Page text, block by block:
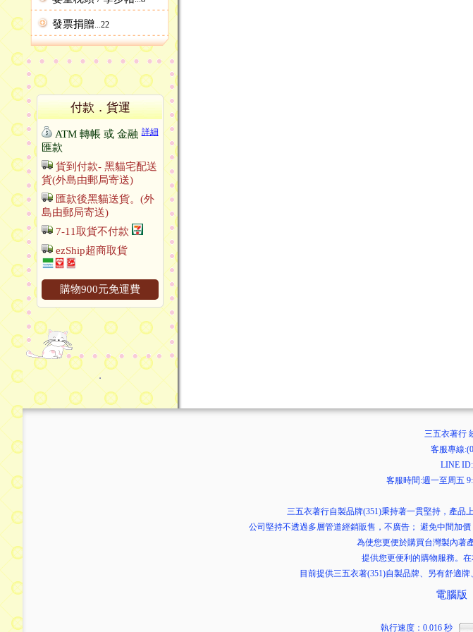
發票捐贈 ...22
付款．貨運
詳細
ATM 轉帳 或 金融
匯款
貨到付款- 黑貓宅配送
貨(外島由郵局寄送)
匯款後黑貓送貨。(外
島由郵局寄送)
7-11取貨不付款
ezShip超商取貨
購物900元免運費
．
三五衣著行
客服專線
LINE
客服時間:週一至周五
三五衣著行自製品牌(351)秉持著一貫堅持，產品
公司堅持不透過多層管道經銷販售，不廣告； 避免中間加
為使您更便於購買台灣製內著
提供您更便利的購物服務。在
目前提供三五衣著(351)自製品牌、另有舒適
電腦版
執行速度：0.016 秒